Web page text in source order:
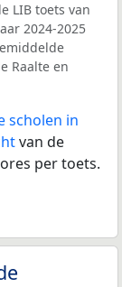
LIB toets van
2024-2025
Raalte en
scholen in
van de
per toets.